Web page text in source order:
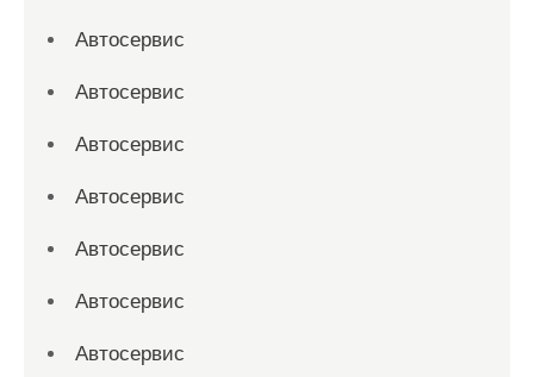
Автосервис
Автосервис
Автосервис
Автосервис
Автосервис
Автосервис
Автосервис